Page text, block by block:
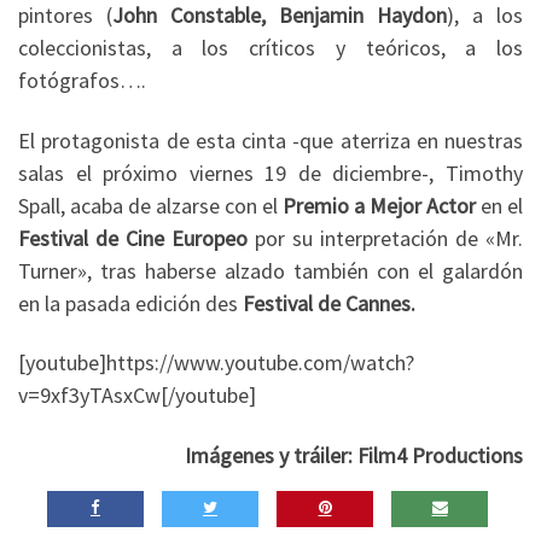
pintores (John Constable, Benjamin Haydon), a los
coleccionistas, a los críticos y teóricos, a los
fotógrafos….
El protagonista de esta cinta -que aterriza en nuestras
salas el próximo viernes 19 de diciembre-, Timothy
Spall, acaba de alzarse con el Premio a Mejor Actoren el
Festival de Cine Europeo por su interpretación de «Mr.
Turner», tras haberse alzado también con el galardón
en la pasada edición des Festival de Cannes.
[youtube]https://www.youtube.com/watch?
v=9xf3yTAsxCw[/youtube]
Imágenes y tráiler: Film4 Productions